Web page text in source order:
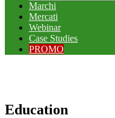
Marchi
Mercati
Webinar
Case Studies
PROMO
Education